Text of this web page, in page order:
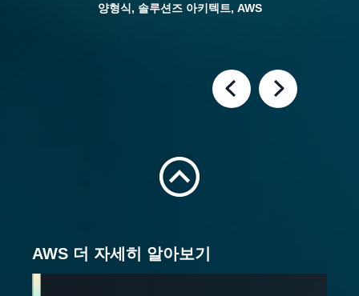
양형식, 솔루션즈 아키텍트, AWS
Previous SlideNext Slide
AWS 더 자세히 알아보기